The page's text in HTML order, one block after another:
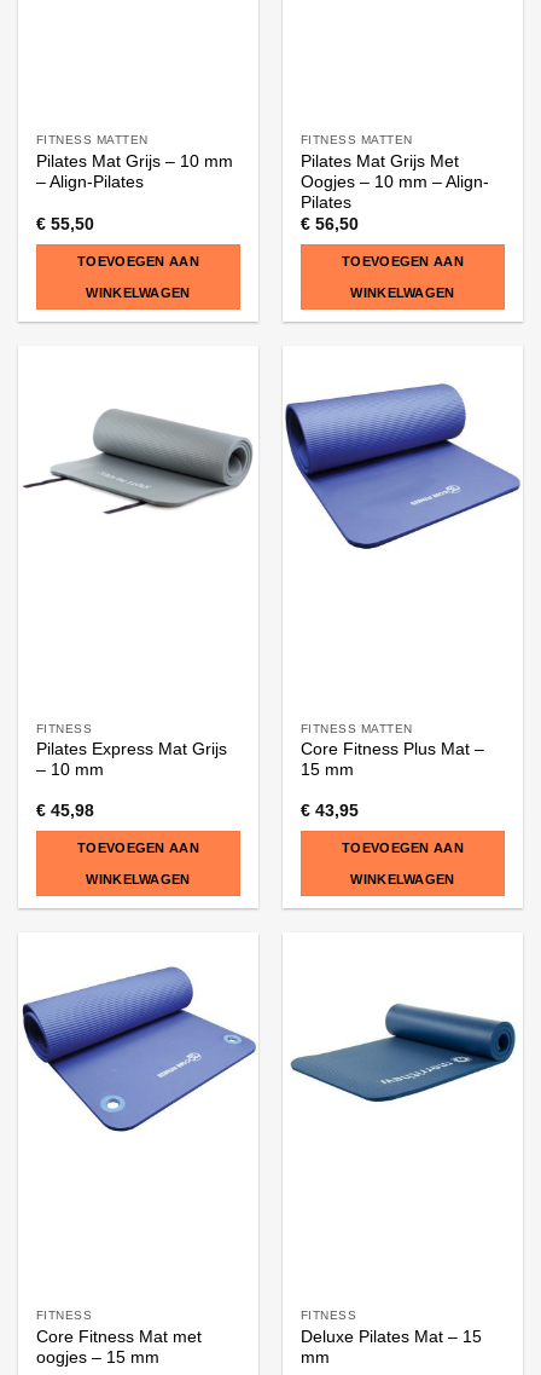
FITNESS MATTEN
Pilates Mat Grijs – 10 mm
– Align-Pilates
€55,50
TOEVOEGEN AAN
WINKELWAGEN
FITNESS MATTEN
Pilates Mat Grijs Met
Oogjes – 10 mm – Align-
Pilates
€56,50
TOEVOEGEN AAN
WINKELWAGEN
FITNESS
Pilates Express Mat Grijs
– 10 mm
€45,98
TOEVOEGEN AAN
WINKELWAGEN
FITNESS MATTEN
Core Fitness Plus Mat –
15 mm
€43,95
TOEVOEGEN AAN
WINKELWAGEN
FITNESS
Core Fitness Mat met
oogjes – 15 mm
FITNESS
Deluxe Pilates Mat – 15
mm